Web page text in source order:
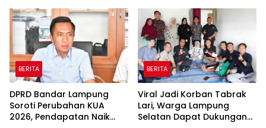
BERITA
DPRD Bandar Lampung
Soroti Perubahan KUA
2026, Pendapatan Naik
BERITA
Viral Jadi Korban Tabrak
Lari, Warga Lampung
Selatan Dapat Dukungan